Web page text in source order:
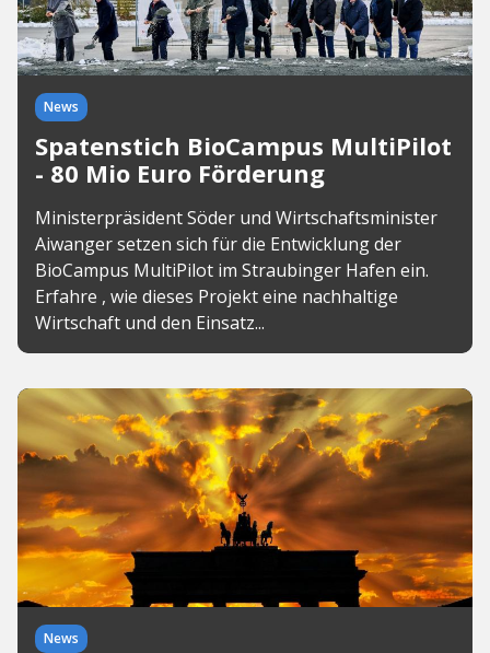
News
Spatenstich BioCampus MultiPilot
- 80 Mio Euro Förderung
Ministerpräsident Söder und Wirtschaftsminister
Aiwanger setzen sich für die Entwicklung der
BioCampus MultiPilot im Straubinger Hafen ein.
Erfahre , wie dieses Projekt eine nachhaltige
Wirtschaft und den Einsatz...
News